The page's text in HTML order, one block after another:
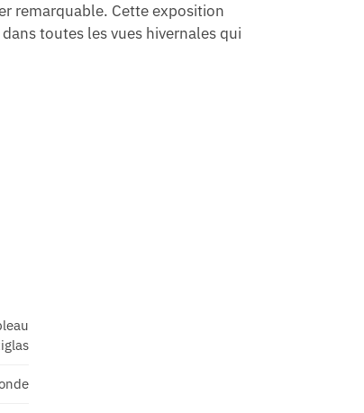
remarquable. Cette exposition
toutes les vues hivernales qui